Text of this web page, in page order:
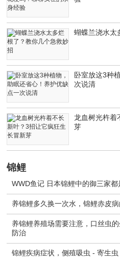
蝴蝶兰浇水太
卧室放这3种
次说清
龙血树光杵着
芽
锦鲤
WWD鱼记 日本锦鲤中的御三家
养锦鲤多久换一次水，锦鲤赤皮
养锦鲤养殖场需要注意，口丝虫
防治
锦鲤疾病症状，侧殖吸虫 - 寄生